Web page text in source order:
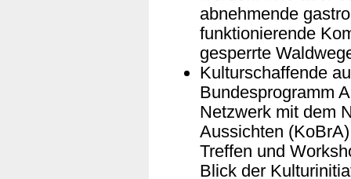
abnehmende
funktionierende
gesperrte
Kulturschaffende
Bundesprogramm
Netzwerk mit dem
Aussichten
Treffen und
Blick der